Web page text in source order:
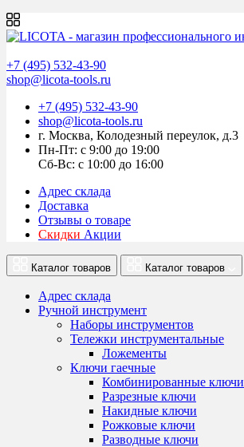
+7 (495) 532-43-90
shop@licota-tools.ru
+7 (495) 532-43-90
shop@licota-tools.ru
г. Москва, Колодезный переулок, д.3
Пн-Пт: с 9:00 до 19:00
Сб-Вс: с 10:00 до 16:00
Адрес склада
Доставка
Отзывы о товаре
Скидки Акции
Каталог товаров Каталог товаров
Адрес склада
Ручной инструмент
Наборы инструментов
Тележки инструментальные
Ложементы
Ключи гаечные
Комбинированные ключи
Разрезные ключи
Накидные ключи
Рожковые ключи
Разводные ключи